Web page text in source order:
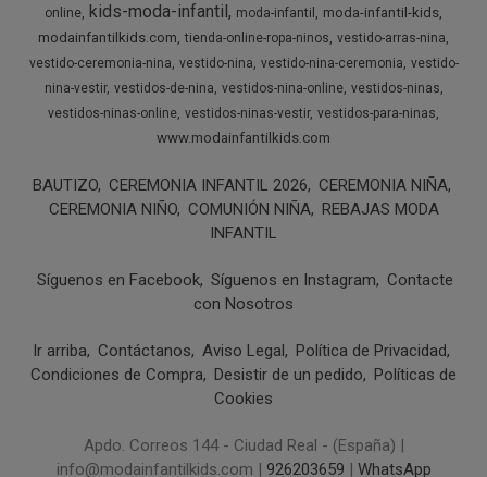
online
kids-moda-infantil moda-infantil
moda-infantil-kids
modainfantilkids.com tienda-online-ropa-ninos vestido-arras-nina
vestido-ceremonia-nina vestido-nina vestido-nina-ceremonia vestido-
nina-vestir vestidos-de-nina vestidos-nina-online vestidos-ninas
vestidos-ninas-online vestidos-ninas-vestir vestidos-para-ninas
www.modainfantilkids.com
BAUTIZO CEREMONIA INFANTIL 2026
CEREMONIA NIÑA
CEREMONIA NIÑO COMUNIÓN NIÑA
REBAJAS MODA
INFANTIL
Síguenos en Facebook Síguenos en Instagram
Contacte
con Nosotros
Ir arriba Contáctanos Aviso Legal
Política de Privacidad
Condiciones de Compra
Desistir de un pedido
Políticas de
Cookies
Apdo. Correos 144 - Ciudad Real - (España) |
info@modainfantilkids.com | 926203659 WhatsApp